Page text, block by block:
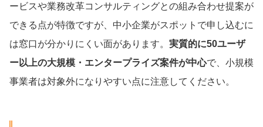
ービスや業務改革コンサルティングとの組み合わせ提案が
できる点が特徴ですが、中小企業がスポットで申し込むに
は窓口が分かりにくい面があります。 実質的に50ユーザ
ー以上の大規模・エンタープライズ案件が中心で、小規模
事業者は対象外になりやすい点に注意してください。